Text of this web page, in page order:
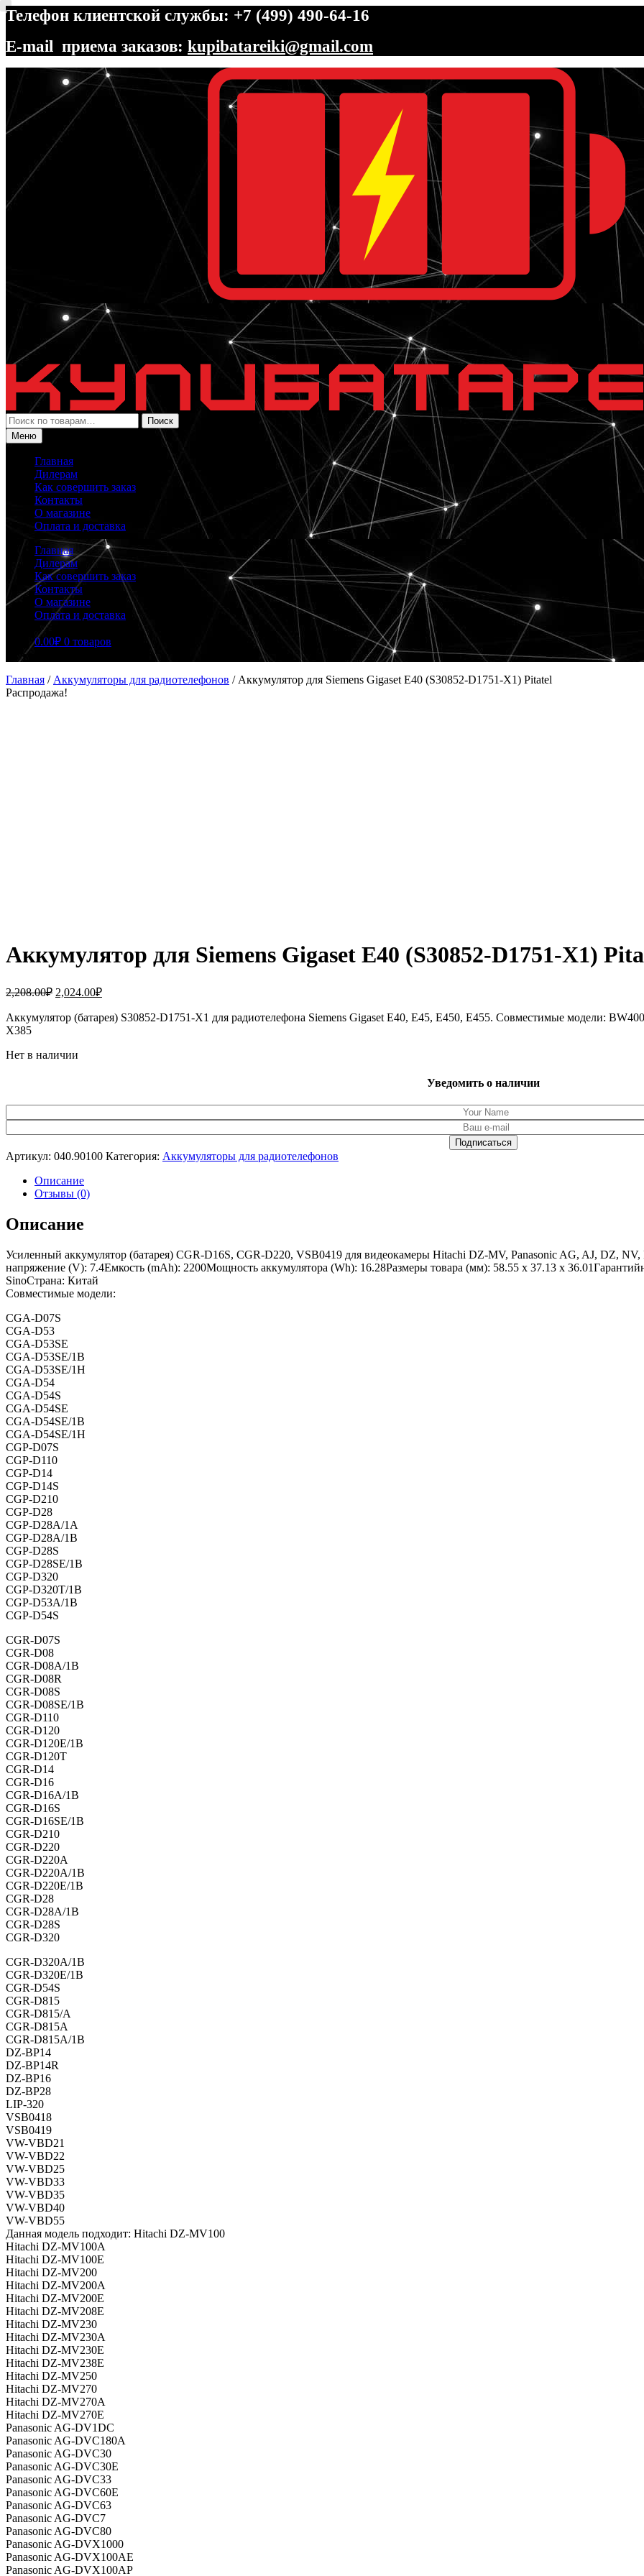
Телефон клиентской службы: +7 (499) 490-64-16
E-mail приема заказов: kupibatareiki@gmail.com
Перейти
навигации
Перейти
содержимому
Искать:
Поиск
Меню
Главная
Дилерам
Как совершить заказ
Контакты
О магазине
Оплата и доставка
Главная
Дилерам
Как совершить заказ
Контакты
О магазине
Оплата и доставка
0.00₽ 0 товаров
Главная / Аккумуляторы для радиотелефонов / Аккумулятор для Siemens Gigaset E40 (S30852-D1751-X1) Pitatel
Распродажа!
Аккумулятор для Siemens Gigaset E40 (S30852-D1751-X1)
2,208.00₽ Первоначальная
составляла
2,024.00₽Текущая
2,024.00₽.
Аккумулятор (батарея) S30852-D1751-X1 для радиотелефона Siemens Gigaset E40, E45, E450, E455. Совместимые модели:
X385
Нет в наличии
Уведомить о наличии
Артикул: 040.90100 Категория: Аккумуляторы для радиотелефонов
Описание
Отзывы (0)
Описание
Усиленный аккумулятор (батарея) CGR-D16S, CGR-D220, VSB0419 для видеокамеры Hitachi DZ-MV, Panasonic AG, AJ, DZ,
напряжение (V): 7.4Емкость (mAh): 2200Мощность аккумулятора (Wh): 16.28Размеры товара (мм): 58.55 x 37.13 x
SinoСтрана: Китай
Совместимые модели:
CGA-D07S
CGA-D53
CGA-D53SE
CGA-D53SE/1B
CGA-D53SE/1H
CGA-D54
CGA-D54S
CGA-D54SE
CGA-D54SE/1B
CGA-D54SE/1H
CGP-D07S
CGP-D110
CGP-D14
CGP-D14S
CGP-D210
CGP-D28
CGP-D28A/1A
CGP-D28A/1B
CGP-D28S
CGP-D28SE/1B
CGP-D320
CGP-D320T/1B
CGP-D53A/1B
CGP-D54S
CGR-D07S
CGR-D08
CGR-D08A/1B
CGR-D08R
CGR-D08S
CGR-D08SE/1B
CGR-D110
CGR-D120
CGR-D120E/1B
CGR-D120T
CGR-D14
CGR-D16
CGR-D16A/1B
CGR-D16S
CGR-D16SE/1B
CGR-D210
CGR-D220
CGR-D220A
CGR-D220A/1B
CGR-D220E/1B
CGR-D28
CGR-D28A/1B
CGR-D28S
CGR-D320
CGR-D320A/1B
CGR-D320E/1B
CGR-D54S
CGR-D815
CGR-D815/A
CGR-D815A
CGR-D815A/1B
DZ-BP14
DZ-BP14R
DZ-BP16
DZ-BP28
LIP-320
VSB0418
VSB0419
VW-VBD21
VW-VBD22
VW-VBD25
VW-VBD33
VW-VBD35
VW-VBD40
VW-VBD55
Данная модель подходит: Hitachi DZ-MV100
Hitachi DZ-MV100A
Hitachi DZ-MV100E
Hitachi DZ-MV200
Hitachi DZ-MV200A
Hitachi DZ-MV200E
Hitachi DZ-MV208E
Hitachi DZ-MV230
Hitachi DZ-MV230A
Hitachi DZ-MV230E
Hitachi DZ-MV238E
Hitachi DZ-MV250
Hitachi DZ-MV270
Hitachi DZ-MV270A
Hitachi DZ-MV270E
Panasonic AG-DV1DC
Panasonic AG-DVC180A
Panasonic AG-DVC30
Panasonic AG-DVC30E
Panasonic AG-DVC33
Panasonic AG-DVC60E
Panasonic AG-DVC63
Panasonic AG-DVC7
Panasonic AG-DVC80
Panasonic AG-DVX1000
Panasonic AG-DVX100AE
Panasonic AG-DVX100AP